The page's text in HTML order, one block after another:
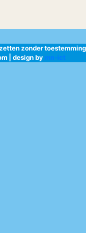
zonder toestemming
| design by mn-ict